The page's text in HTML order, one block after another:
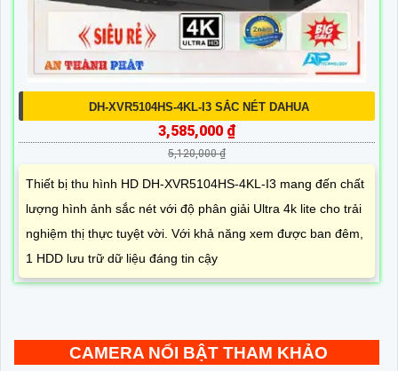
DH-XVR5104HS-4KL-I3 SẮC NÉT DAHUA
3,585,000 ₫
5,120,000 ₫
Thiết bị thu hình HD DH-XVR5104HS-4KL-I3 mang đến chất
lượng hình ảnh sắc nét với độ phân giải Ultra 4k lite cho trải
nghiệm thị thực tuyệt vời. Với khả năng xem được ban đêm,
1 HDD lưu trữ dữ liệu đáng tin cậy
CAMERA NỔI BẬT THAM KHẢO